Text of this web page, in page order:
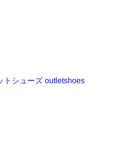
トシューズ outletshoes